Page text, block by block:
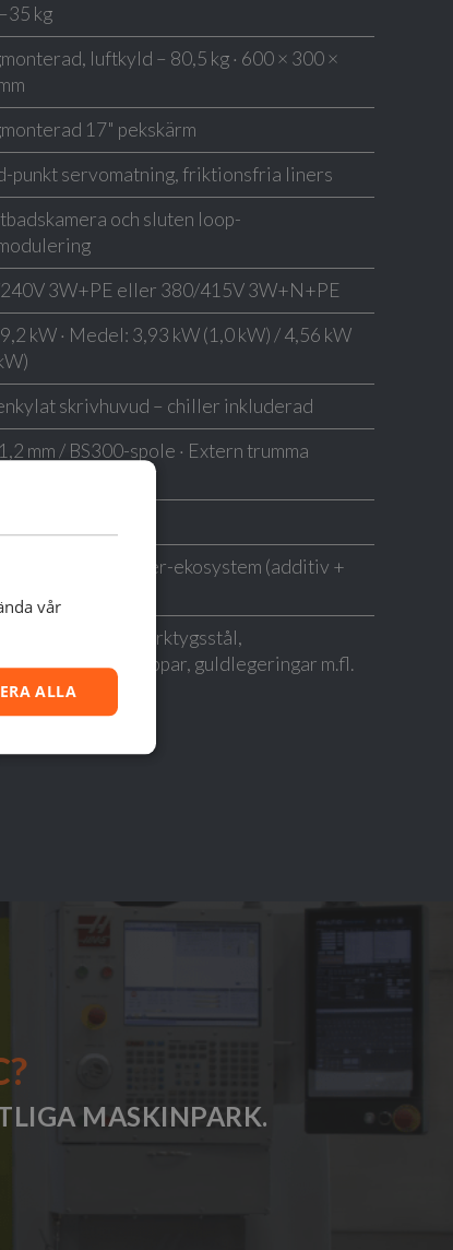
kg
luftkyld – 80,5 kg · 600 × 300 ×
17" pekskärm
punkt servomatning, friktionsfria liners
och sluten loop-
3W+PE eller 380/415V 3W+N+PE
kW · Medel: 3,93 kW (1,0 kW) / 4,56 kW
skrivhuvud – chiller inkluderad
mm / BS300-spole · Extern trumma
mjukvarupartner-ekosystem (additiv +
stål, kolstål, verktygsstål,
titan, koppar, guldlegeringar m.fl.
MASKINPARK.
vår
ALLA